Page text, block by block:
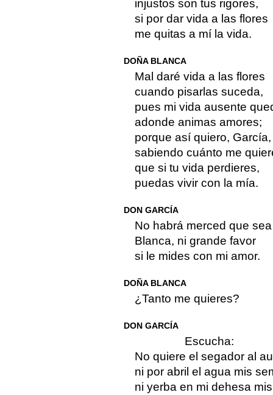
injustos son tus rigores,
si por dar vida a las flores
me quitas a mí la vida.
DOÑA BLANCA
Mal daré vida a las flores
cuando pisarlas suceda,
pues mi vida ausente
adonde animas amores;
porque así quiero, García,
sabiendo cuánto me
que si tu vida perdieres,
puedas vivir con la mía.
DON GARCÍA
No habrá merced que
Blanca, ni grande favor
si le mides con mi amor.
DOÑA BLANCA
¿Tanto me quieres?
DON GARCÍA
Escucha:
No quiere el segador al
ni por abril el agua mis
ni yerba en mi dehesa